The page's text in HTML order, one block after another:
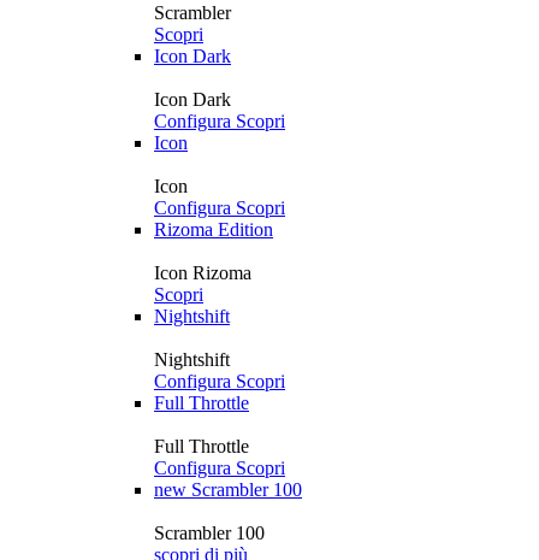
Scrambler
Scopri
Icon Dark
Icon Dark
Configura Scopri
Icon
Icon
Configura Scopri
Rizoma Edition
Icon Rizoma
Scopri
Nightshift
Nightshift
Configura Scopri
Full Throttle
Full Throttle
Configura Scopri
new Scrambler 100
Scrambler 100
scopri di più